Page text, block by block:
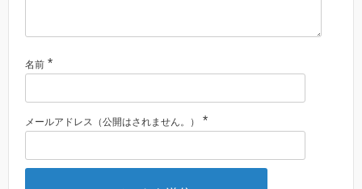
名前 *
メールアドレス（公開はされません。） *